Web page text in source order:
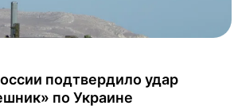
подтвердило удар
по Украине